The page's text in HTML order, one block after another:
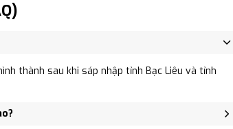
thành sau khi sáp nhập tỉnh Bạc Liêu và tỉnh